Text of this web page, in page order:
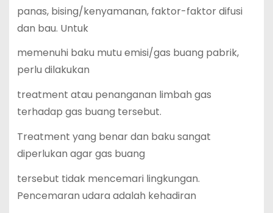
panas, bising/kenyamanan, faktor-faktor difusi
dan bau. Untuk
memenuhi baku mutu emisi/gas buang pabrik,
perlu dilakukan
treatment atau penanganan limbah gas
terhadap gas buang tersebut.
Treatment yang benar dan baku sangat
diperlukan agar gas buang
tersebut tidak mencemari lingkungan.
Pencemaran udara adalah kehadiran